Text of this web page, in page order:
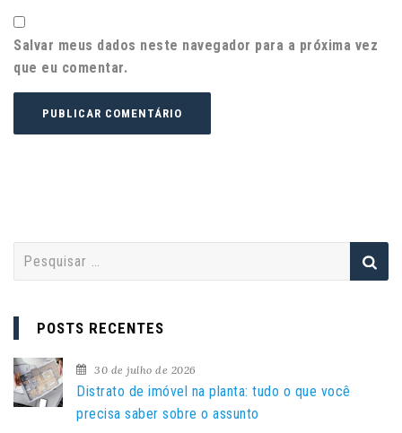
Salvar meus dados neste navegador para a próxima vez
que eu comentar.
q
u
i
s
a
POSTS RECENTES
30 de julho de 2026
Distrato de imóvel na planta: tudo o que você
precisa saber sobre o assunto